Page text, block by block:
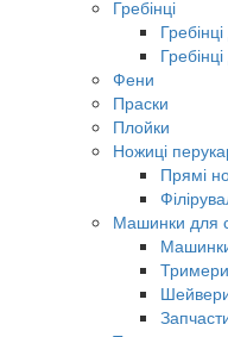
Гребінці
Фени
Праски
Плойки
Ножиці
Прямі
Машинки для
Тримери